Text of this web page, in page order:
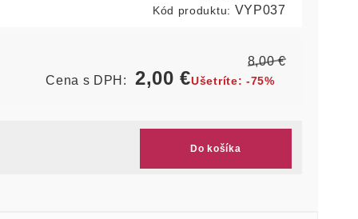
Kód produktu: VYP037
8,00€
Cena s DPH:
2,00€Ušetríte: -75%
Do košíka